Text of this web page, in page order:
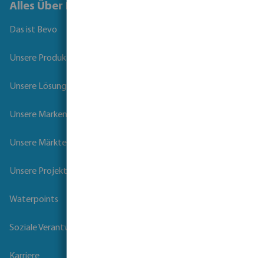
Alles Über Bevo
Das ist Bevo
Unsere Produkte
Unsere Lösungen
Unsere Marken
Unsere Märkte
Unsere Projekte
Waterpoints
Soziale Verantwortung der Unternehmen